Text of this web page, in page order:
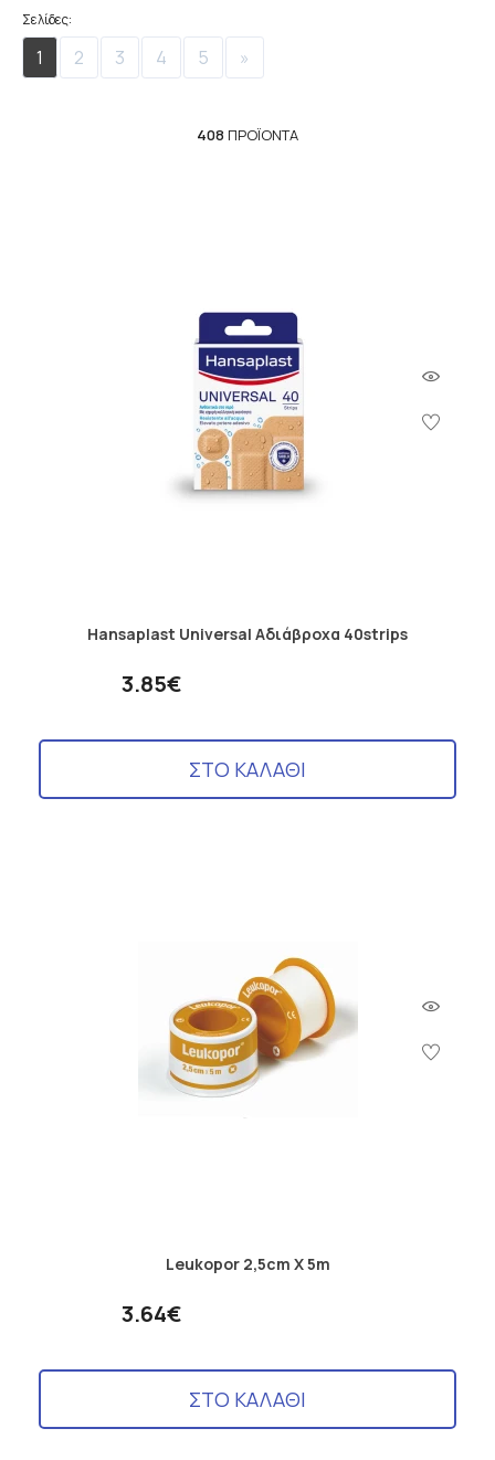
Σελίδες:
1 2 3 4 5 »
408 ΠΡΟΪΌΝΤΑ
Hansaplast Universal Αδιάβροχα 40strips
3.85€
ΣΤΟ ΚΑΛΑΘΙ
Leukopor 2,5cm X 5m
3.64€
ΣΤΟ ΚΑΛΑΘΙ